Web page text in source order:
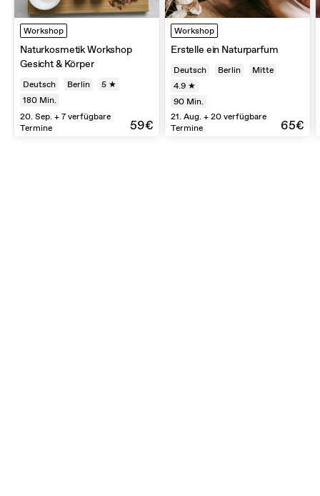
Workshop
Naturkosmetik Workshop
Gesicht & Körper
Deutsch Berlin
5 ★
180 Min.
20. Sep. + 7 verfügbare
Termine
59€
Workshop
Erstelle ein Naturparfum
Deutsch Berlin
Mitte
4.9 ★
90 Min.
21. Aug. + 20 verfügbare
Termine
65€